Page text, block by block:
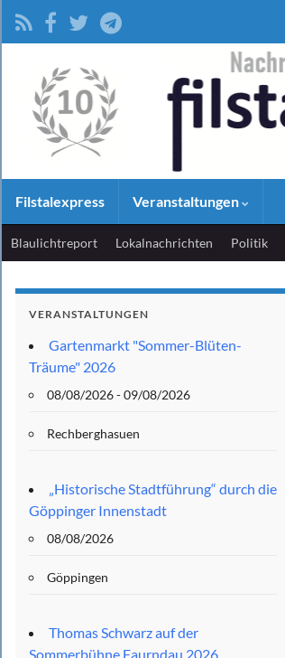
Filstalexpress Veranstaltungen
Blaulichtreport Lokalnachrichten Politik
VERANSTALTUNGEN
Gartenmarkt "Sommer-Blüten-
Träume" 2026
08/08/2026 - 09/08/2026
Rechberghasuen
„Historische Stadtführung“ durch die
Göppinger Innenstadt
08/08/2026
Göppingen
Thomas Schwarz auf der
Sommerbühne Faurndau 2026